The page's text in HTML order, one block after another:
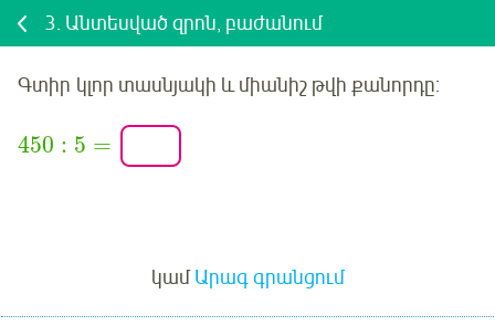
3. Անտեսված զրոն, բաժանում
Գտիր կլոր տասնյակի և միանիշ թվի քանորդը:
450 : 5 =
կամԱրագ գրանցում